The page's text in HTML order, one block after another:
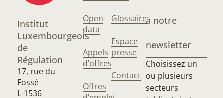
Institut
Luxembourgeois
de
Régulation
17, rue du
Fossé
L-1536
Open
data
Appels
d’offres
Offres
Glossaire
Espace
presse
Contact
à notre
newsletter
Choisissez un
ou plusieurs
secteurs